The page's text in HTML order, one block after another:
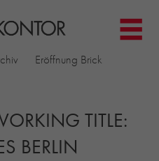
Eröffnung Brick
TITLE:
BERLIN